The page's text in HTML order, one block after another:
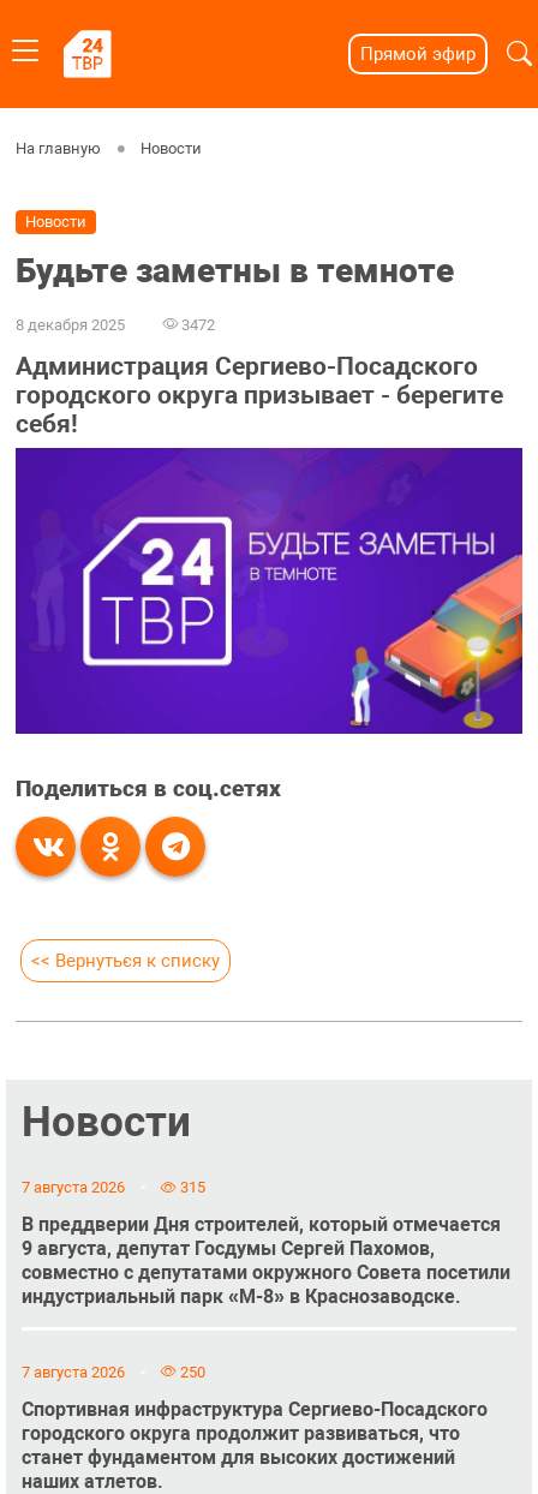
Прямой эфир
На главную Новости
Новости
Будьте заметны в темноте
8 декабря 2025 3472
Администрация Сергиево-Посадского
городского округа призывает - берегите
себя!
Поделиться в соц.сетях
<< Вернуться к списку
Новости
7 августа 2026 315
В преддверии Дня строителей, который отмечается
9 августа, депутат Госдумы Сергей Пахомов,
совместно с депутатами окружного Совета посетили
индустриальный парк «М-8» в Краснозаводске.
7 августа 2026 250
Спортивная инфраструктура Сергиево-Посадского
городского округа продолжит развиваться, что
станет фундаментом для высоких достижений
наших атлетов.